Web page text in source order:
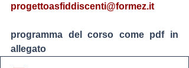
progettoasfiddiscenti@formez.it
programma del corso come pdf in
allegato